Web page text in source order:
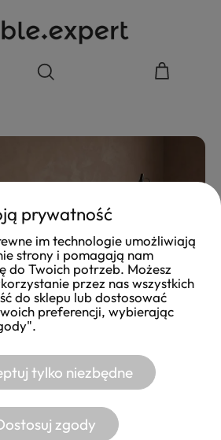
prywatność
im technologie umożliwiają
strony i pomagają nam
do Twoich potrzeb. Możesz
przez nas wszystkich
do sklepu lub dostosować
preferencji, wybierając
tylko niezbędne
zgody